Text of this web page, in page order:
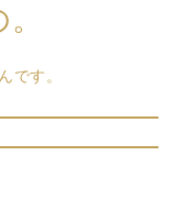
です。